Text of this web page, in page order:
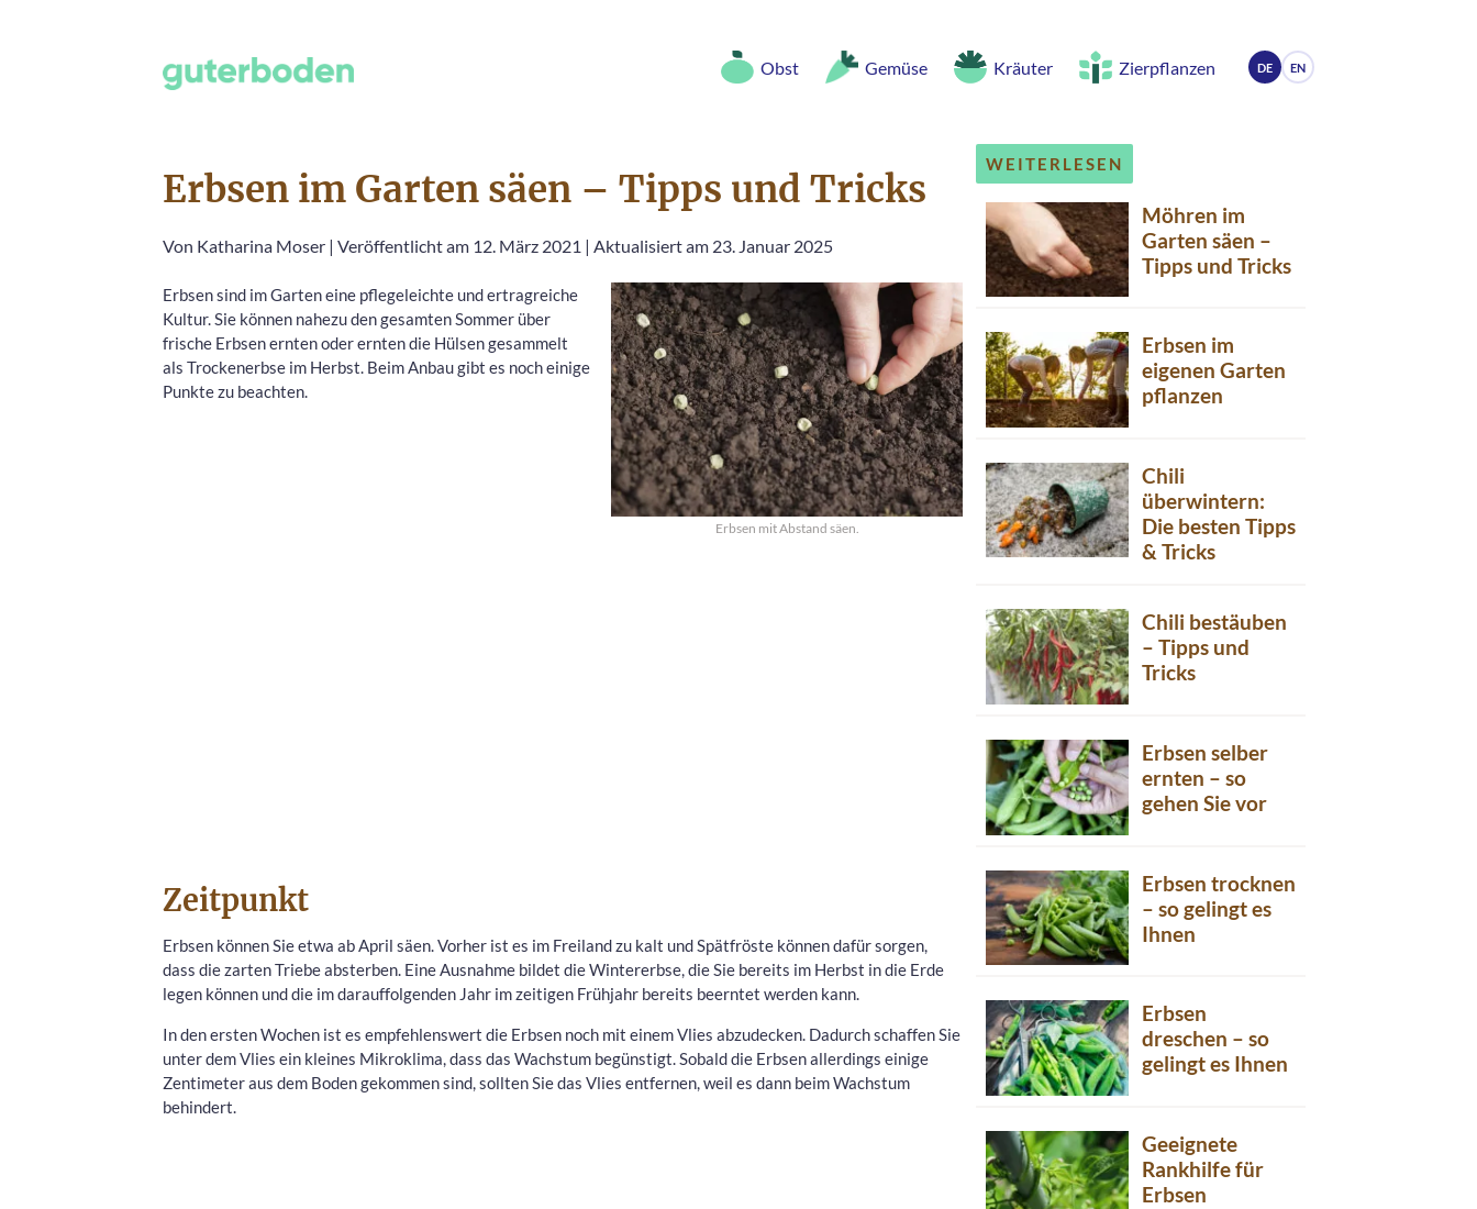
Obst Gemüse Kräuter Zierpflanzen DE EN
Erbsen im Garten säen – Tipps und Tricks
Von Katharina Moser | Veröffentlicht am 12. März 2021 | Aktualisiert am 23. Januar 2025
Erbsen mit Abstand säen.
Erbsen sind im Garten eine pflegeleichte und ertragreiche
Kultur. Sie können nahezu den gesamten Sommer über
frische Erbsen ernten oder ernten die Hülsen gesammelt
als Trockenerbse im Herbst. Beim Anbau gibt es noch einige
Punkte zu beachten.
Zeitpunkt
Erbsen können Sie etwa ab April säen. Vorher ist es im Freiland zu kalt und Spätfröste können dafür sorgen,
dass die zarten Triebe absterben. Eine Ausnahme bildet die Wintererbse, die Sie bereits im Herbst in die Erde
legen können und die im darauffolgenden Jahr im zeitigen Frühjahr bereits beerntet werden kann.
In den ersten Wochen ist es empfehlenswert die Erbsen noch mit einem Vlies abzudecken. Dadurch schaffen Sie
unter dem Vlies ein kleines Mikroklima, dass das Wachstum begünstigt. Sobald die Erbsen allerdings einige
Zentimeter aus dem Boden gekommen sind, sollten Sie das Vlies entfernen, weil es dann beim Wachstum
behindert.
WEITERLESEN
Möhren im
Garten säen –
Tipps und Tricks
Erbsen im
eigenen Garten
pflanzen
Chili
überwintern:
Die besten Tipps
& Tricks
Chili bestäuben
– Tipps und
Tricks
Erbsen selber
ernten – so
gehen Sie vor
Erbsen trocknen
– so gelingt es
Ihnen
Erbsen
dreschen – so
gelingt es Ihnen
Geeignete
Rankhilfe für
Erbsen